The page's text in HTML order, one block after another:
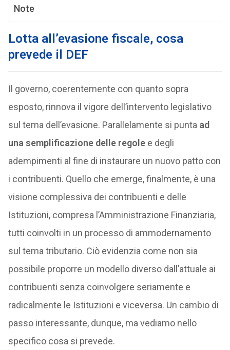
Note
Lotta all’evasione fiscale, cosa
prevede il DEF
Il governo, coerentemente con quanto sopra
esposto, rinnova il vigore dell’intervento legislativo
sul tema dell’evasione. Parallelamente si punta ad
una semplificazione delle regolee degli
adempimenti al fine di instaurare un nuovo patto con
i contribuenti. Quello che emerge, finalmente, è una
visione complessiva dei contribuenti e delle
Istituzioni, compresa l’Amministrazione Finanziaria,
tutti coinvolti in un processo di ammodernamento
sul tema tributario. Ciò evidenzia come non sia
possibile proporre un modello diverso dall’attuale ai
contribuenti senza coinvolgere seriamente e
radicalmente le Istituzioni e viceversa. Un cambio di
passo interessante, dunque, ma vediamo nello
specifico cosa si prevede.